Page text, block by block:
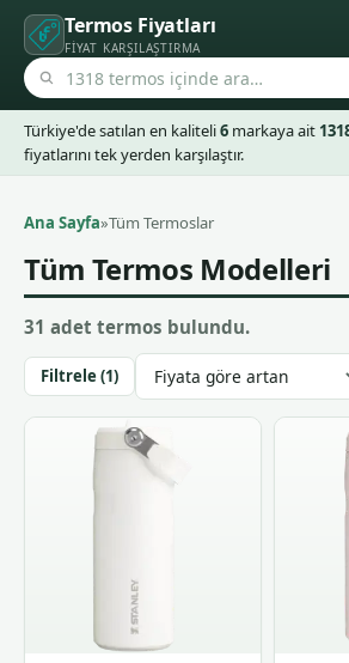
Termos Fiyatları
FIYAT KARŞILAŞTIRMA
Türkiye'de satılan en kaliteli6 markaya ait
fiyatlarını tek yerden karşılaştır.
Ana Sayfa»Tüm Termoslar
Tüm Termos Modelleri
31 adet termos bulundu.
Filtrele (1)